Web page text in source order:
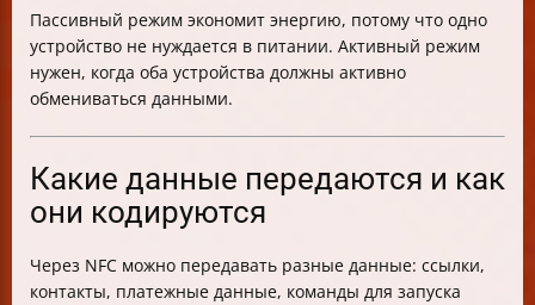
Пассивный режим экономит энергию, потому что одно
устройство не нуждается в питании. Активный режим
нужен, когда оба устройства должны активно
обмениваться данными.
Какие данные передаются и как
они кодируются
Через NFC можно передавать разные данные: ссылки,
контакты, платежные данные, команды для запуска